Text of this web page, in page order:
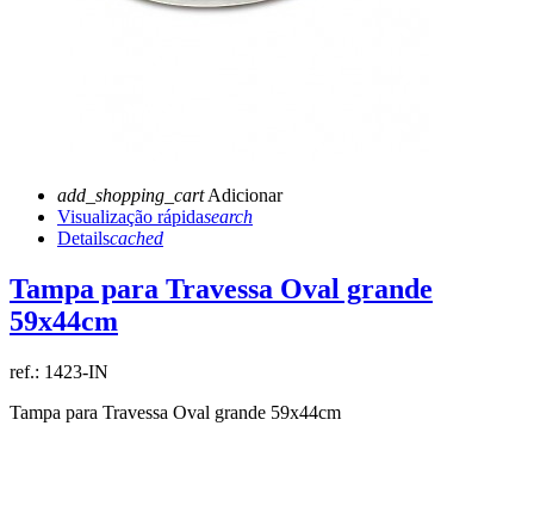
add_shopping_cartAdicionar
Visualização rápidasearch
Detailscached
Tampa para Travessa Oval grande
59x44cm
ref.: 1423-IN
Tampa para Travessa Oval grande 59x44cm